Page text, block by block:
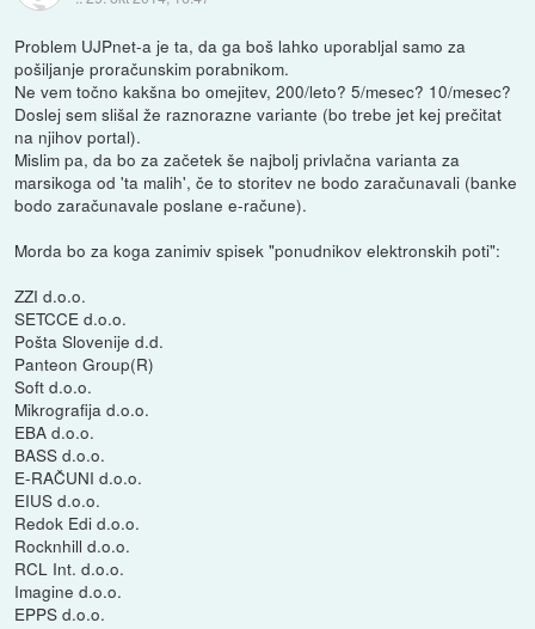
Problem UJPnet-a je ta, da ga boš lahko uporabljal samo za
pošiljanje proračunskim porabnikom.
Ne vem točno kakšna bo omejitev, 200/leto? 5/mesec? 10/mesec?
Doslej sem slišal že raznorazne variante (bo trebe jet kej prečitat
na njihov portal).
Mislim pa, da bo za začetek še najbolj privlačna varianta za
marsikoga od 'ta malih', če to storitev ne bodo zaračunavali (banke
bodo zaračunavale poslane e-račune).
Morda bo za koga zanimiv spisek "ponudnikov elektronskih poti":
ZZI d.o.o.
SETCCE d.o.o.
Pošta Slovenije d.d.
Panteon Group(R)
Soft d.o.o.
Mikrografija d.o.o.
EBA d.o.o.
BASS d.o.o.
E-RAČUNI d.o.o.
EIUS d.o.o.
Redok Edi d.o.o.
Rocknhill d.o.o.
RCL Int. d.o.o.
Imagine d.o.o.
EPPS d.o.o.